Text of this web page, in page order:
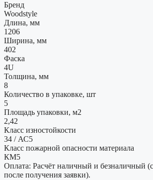
Бренд
Woodstyle
Длина, мм
1206
Ширина, мм
402
Фаска
4U
Толщина, мм
8
Количество в упаковке, шт
5
Площадь упаковки, м2
2,42
Класс изностойкости
34 / АС5
Класс пожарной опасности материала
КМ5
Оплата: Расчёт наличный и безналичный
после получения заявки).